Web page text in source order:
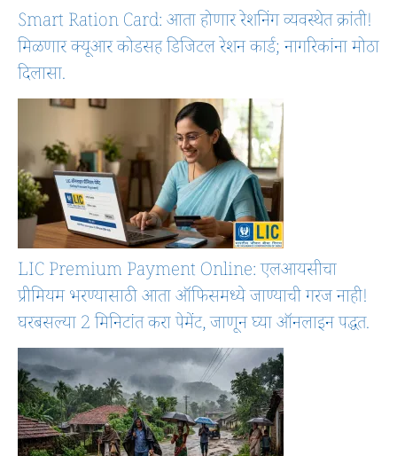
Smart Ration Card: आता होणार रेशनिंग व्यवस्थेत क्रांती!
मिळणार क्यूआर कोडसह डिजिटल रेशन कार्ड; नागरिकांना मोठा
दिलासा.
LIC Premium Payment Online: एलआयसीचा
प्रीमियम भरण्यासाठी आता ऑफिसमध्ये जाण्याची गरज नाही!
घरबसल्या 2 मिनिटांत करा पेमेंट, जाणून घ्या ऑनलाइन पद्धत.